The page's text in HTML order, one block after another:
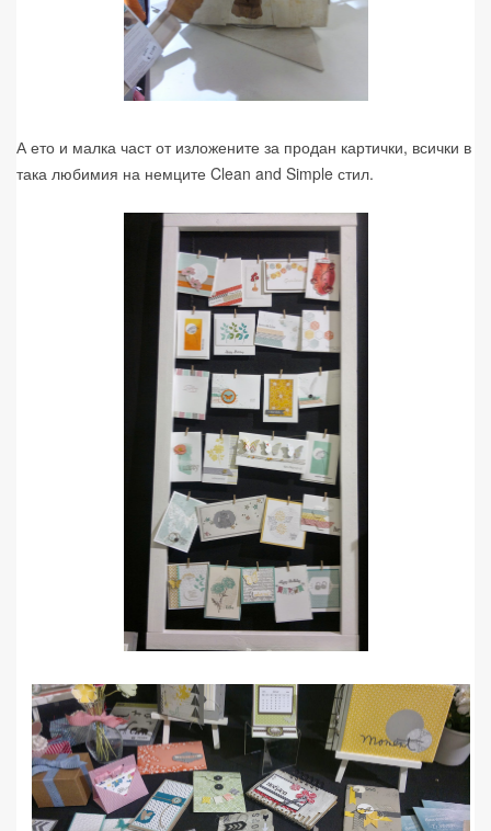
А ето и малка част от изложените за продан картички, всички в
така любимия на немците Clean and Simple стил.